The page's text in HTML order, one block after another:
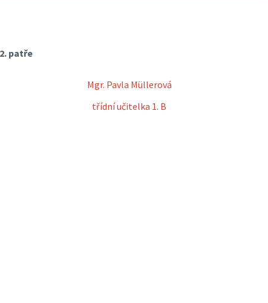
patře
Mgr. Pavla Müllerová
třídní učitelka 1. B